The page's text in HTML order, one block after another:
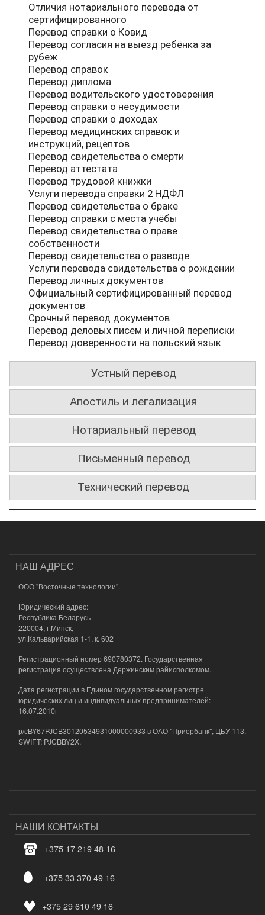
Отличия нотариального перевода от
сертифицированного
Перевод справки о Ковид
Перевод согласия на выезд ребёнка за
рубеж
Перевод справок
Перевод диплома
Перевод водительского удостоверения
Перевод справки о несудимости
Перевод справки о доходах
Перевод медицинских справок и
инструкций, рецептов
Перевод свидетельства о смерти
Перевод аттестата
Перевод трудовой книжки
Услуги перевода справки 2 НДФЛ
Перевод свидетельства о браке
Перевод справки с места учёбы
Перевод свидетельства о праве
собственности
Перевод свидетельства о разводе
Услуги перевода свидетельства о рождении
Перевод личных документов
Официальный сертифицированный перевод
документов
Срочный перевод документов
Перевод деловых писем и личной переписки
Перевод доверенности на польский язык
Устный перевод
Апостиль и легализация
Нотариальный перевод
Письменный перевод
Технический перевод
НАШ АДРЕС
ООО "Восточные технологии".
Юридический адрес:
Республика Беларусь
220004, г.Минск,
ул.Кальварийская 1-1, к. 602
Регистрационный номер 690780372. Государственная
регистрация осуществлена Держинским райисполкомом.
Дата регистрации в Едином государственном регистре
юридических лиц и индивидуальных предпринимателей:
16.07.2010г
р/сBY67PJCB30120534931000000933 в ОАО "Приорбанк", ЦБУ 113,
SWIFT: PJCBBY2X.
НАШИ КОНТАКТЫ
+375 17 219 48 16
+375 33 370 49 16
+375 29 610 49 16